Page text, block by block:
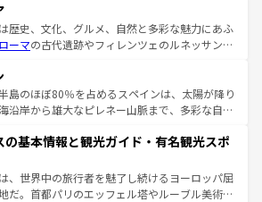
歴史、文化、グルメ、自然と多彩な魅力にあふ
ローマの古代遺跡やフィレンツェのルネッサンス
カーナの美しい田園風景やアマルフィ海岸の絶
然景観も見逃せない。観光の合間には、本場の
タなど、絶品のイタリア料理を堪能することも
るイタリアで、忘れられない旅をしてみよう！
のイタリア情報は
島のほぼ80％を占めるスペインは、太陽が降り
沿岸から雄大なピレネー山脈まで、多彩な自然
くこの国では、情熱的なフラメンコ、熱気あふ
そして美味しいタパスが生活の一部となってい
ドリードの洗練された雰囲気や、バルセロナの
れた街角から、地方では古代ローマ遺跡や中世
の基本情報と観光ガイド・有名観光スポ
、世界中の旅行者を魅了し続けるヨーロッパ屈
だ。首都パリのエッフェル塔やルーブル美術館